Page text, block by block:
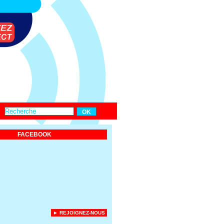
FACEBOOK
► REJOIGNEZ-NOUS